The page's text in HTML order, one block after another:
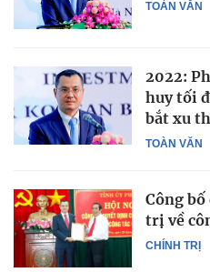
TOÀN VĂN
TOÀN VĂN
2022:
huy tối
bắt xu
CHÍNH TRỊ
Công
trị về